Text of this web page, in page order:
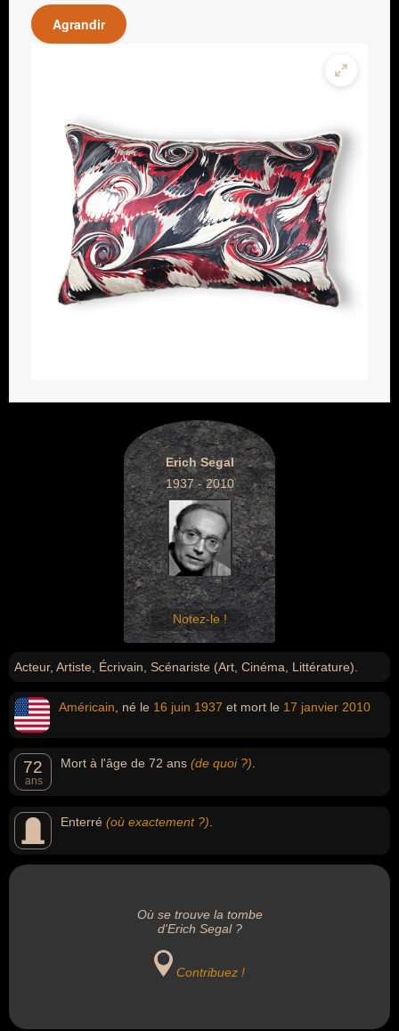
Agrandir
Erich Segal
1937 - 2010
Notez-le !
Acteur, Artiste, Écrivain, Scénariste (Art, Cinéma, Littérature).
Américain , né le 16 juin 1937 et mort le 17 janvier 2010
72
ans
Mort à l'âge de 72 ans (de quoi ?)
Enterré (où exactement ?)
Où se trouve la tombe
d'Erich Segal ?
Contribuez !